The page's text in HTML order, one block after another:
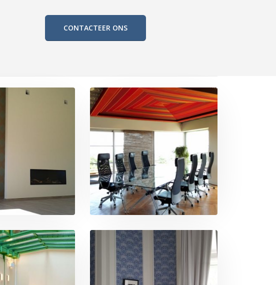
CONTACTEER ONS